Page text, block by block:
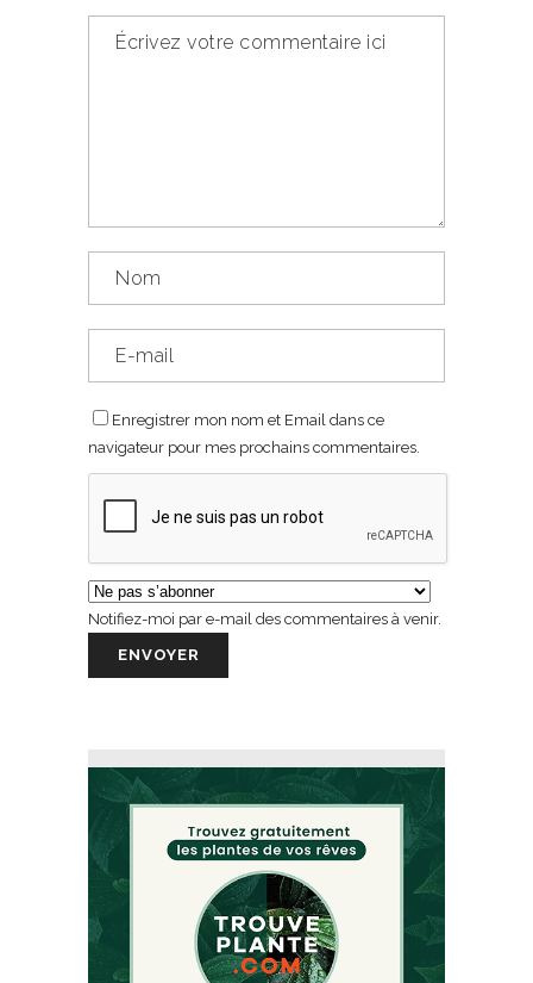
Enregistrer mon nom et Email dans ce
navigateur pour mes prochains commentaires.
Notifiez-moi par e-mail des commentaires à venir.